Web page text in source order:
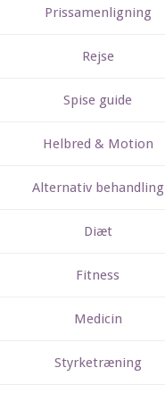
Prissamenligning
Rejse
Spise guide
Helbred & Motion
Alternativ behandling
Diæt
Fitness
Medicin
Styrketræning